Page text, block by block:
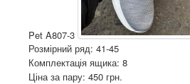
Pet A807-3
Розмірний ряд: 41-45
Комплектація ящика: 8
Ціна за пару: 450 грн.